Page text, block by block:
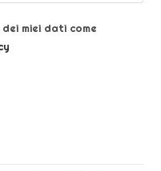
miei dati come